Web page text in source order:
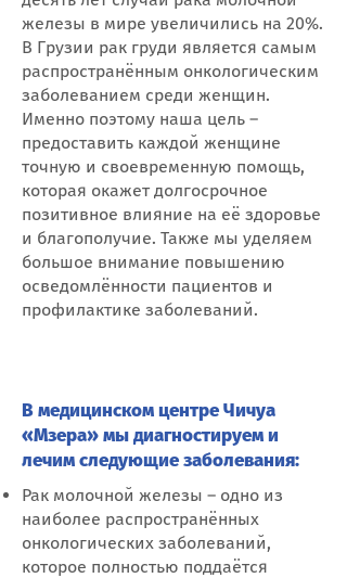
железы в мире увеличились на 20%.
В Грузии рак груди является самым
распространённым онкологическим
заболеванием среди женщин.
Именно поэтому наша цель –
предоставить каждой женщине
точную и своевременную помощь,
которая окажет долгосрочное
позитивное влияние на её здоровье
и благополучие. Также мы уделяем
большое внимание повышению
осведомлённости пациентов и
профилактике заболеваний.
В медицинском центре Чичуа
«Мзера» мы диагностируем и
лечим следующие заболевания:
Рак молочной железы – одно из
наиболее распространённых
онкологических заболеваний,
которое полностью поддаётся